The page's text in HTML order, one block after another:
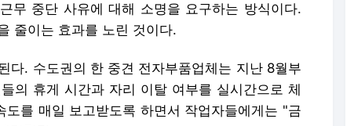
무 중단 사유에 대해 소명을 요구하는 방식이다.
줄이는 효과를 노린 것이다.
다. 수도권의 한 중견 전자부품업체는 지난 8월부
의 휴게 시간과 자리 이탈 여부를 실시간으로 체
를 매일 보고받도록 하면서 작업자들에게는 "금